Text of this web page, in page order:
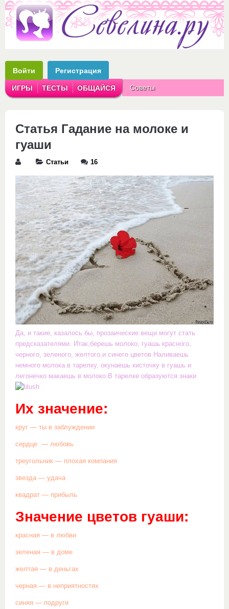
Войти Регистрация
ИГРЫ ТЕСТЫ ОБЩАЙСЯ Советы
Статья Гадание на молоке и
гуаши
Статьи 16
Да, и такие, казалось бы, прозаические вещи могут стать
предсказателями. Итак,берешь молоко, гуашь красного,
черного, зеленого, желтого,и синего цветов.Наливаешь
немного молока в тарелку, окунаешь кисточку в гуашь и
легонечко макаешь в молоко.В тарелке образуются знаки
Их значение:
круг — ты в заблуждении
сердце — любовь
треугольник — плохая компания
звезда — удача
квадрат — прибыль
Значение цветов гуаши:
красная — в любви
зеленая — в доме
желтая — в деньгах
черная — в неприятностях
синяя — подруги